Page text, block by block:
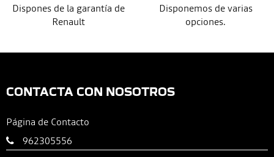
Dispones de la garantía de
Renault
Disponemos de varias
opciones.
CONTACTA CON NOSOTROS
Página de Contacto
962305556